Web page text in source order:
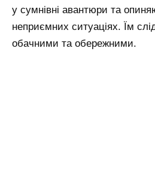
у сумнівні авантюри та
неприємних ситуаціях. Їм
обачними та обережними.